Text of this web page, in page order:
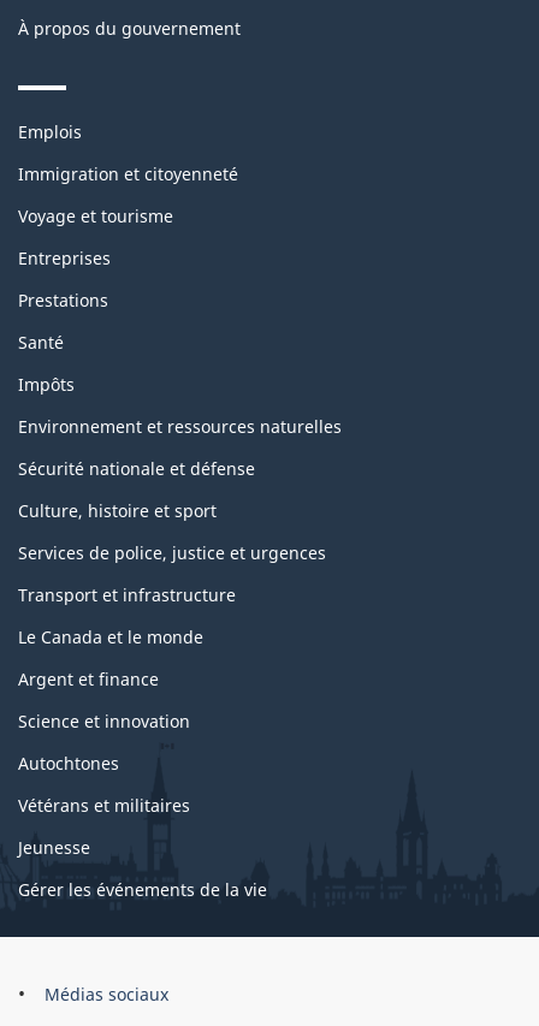
À propos du gouvernement
Themes
topics
Emplois
Immigration et citoyenneté
Voyage et tourisme
Entreprises
Prestations
Santé
Impôts
Environnement et ressources naturelles
Sécurité nationale et défense
Culture, histoire et sport
Services de police, justice et urgences
Transport et infrastructure
Le Canada et le monde
Argent et finance
Science et innovation
Autochtones
Vétérans et militaires
Jeunesse
Gérer les événements de la vie
Organisation
Médias sociaux